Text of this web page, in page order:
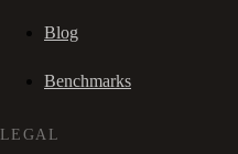
Blog
Benchmarks
LEGAL